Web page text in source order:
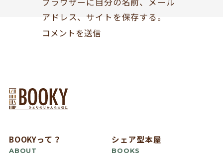
アドレス、サイトを保存する。
BOOKYって？
ABOUT
シェア型本屋
BOOKS